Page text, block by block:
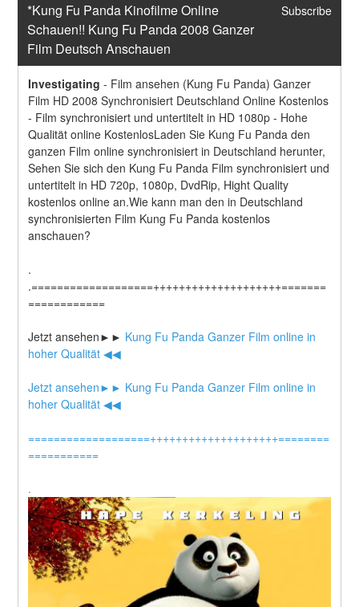
*Kung Fu Panda Kinofilme Online
Schauen!! Kung Fu Panda 2008 Ganzer
Film Deutsch Anschauen
Subscribe
Investigating - Film ansehen (Kung Fu Panda) Ganzer
Film HD 2008 Synchronisiert Deutschland Online Kostenlos
- Film synchronisiert und untertitelt in HD 1080p - Hohe
Qualität online KostenlosLaden Sie Kung Fu Panda den
ganzen Film online synchronisiert in Deutschland herunter,
Sehen Sie sich den Kung Fu Panda Film synchronisiert und
untertitelt in HD 720p, 1080p, DvdRip, Hight Quality
kostenlos online an.Wie kann man den in Deutschland
synchronisierten Film Kung Fu Panda kostenlos
anschauen?
.
.===================++++++++++++++++++++=======
============
Jetzt ansehen►► Kung Fu Panda Ganzer Film online in
hoher Qualität ◀◀
Jetzt ansehen►► Kung Fu Panda Ganzer Film online in
hoher Qualität ◀◀
===================++++++++++++++++++++========
===========
.